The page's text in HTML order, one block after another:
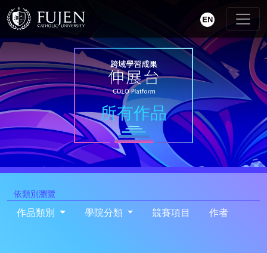
所有作品
依類別瀏覽
作品類別 學院分類 競賽項目 作者